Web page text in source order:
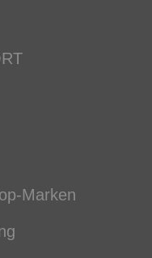
Marken